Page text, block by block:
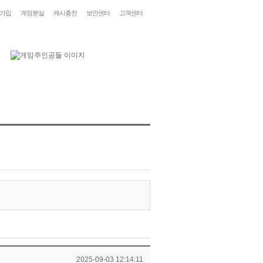
입 계정분실 캐시충전 보안센터 고객센터
2025-09-03 12:14:11